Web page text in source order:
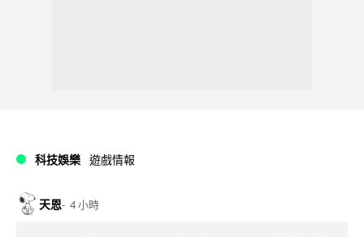
科技娛樂 遊戲情報
天恩 4 小時